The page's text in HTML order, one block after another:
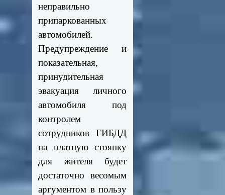
неправильно
припаркованных
автомобилей.
Предупреждение и
показательная,
принудительная
эвакуация личного
автомобиля под
контролем
сотрудников ГИБДД
на платную стоянку
для жителя будет
достаточно весомым
аргументом в пользу